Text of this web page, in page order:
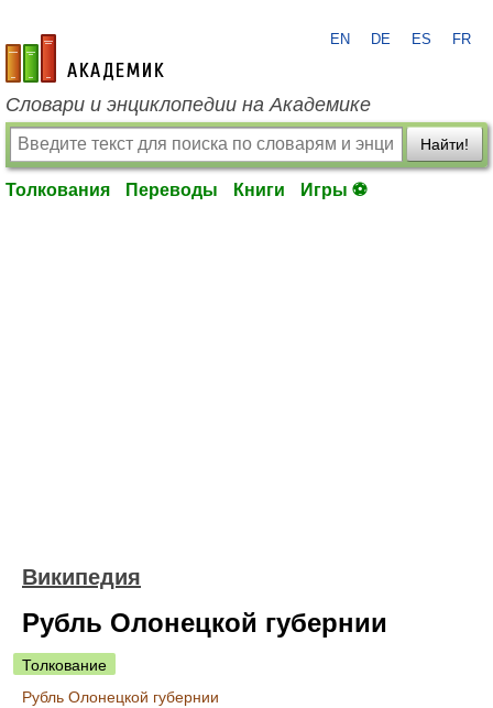
academic.ru
EN DE ES FR
Словари и энциклопедии на Академике
Найти!
Толкования Переводы Книги Игры ⚽
Википедия
Рубль Олонецкой губернии
Толкование
Рубль Олонецкой губернии